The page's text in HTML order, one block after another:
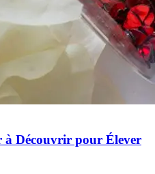
à Découvrir pour Élever